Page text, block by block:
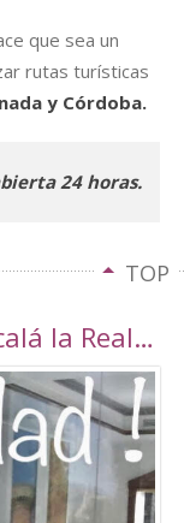
que sea un
rutas turísticas
y Córdoba.
24 horas.
TOP
¿Haces una escapada a Alcalá la Real esta navidad?